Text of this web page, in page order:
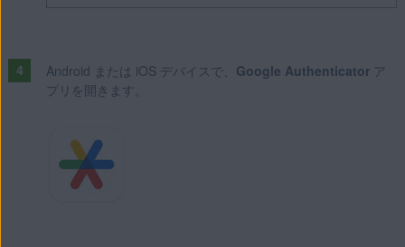
Android または iOS デバイスで、 Google Authenticatorア
プリを開きます。